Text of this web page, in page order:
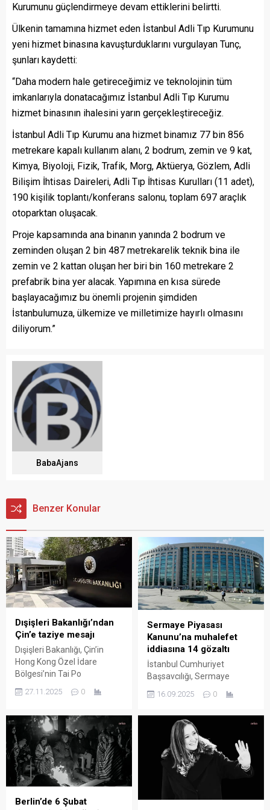
Kurumunu güçlendirmeye devam ettiklerini belirtti.
Ülkenin tamamına hizmet eden İstanbul Adli Tıp Kurumunu
yeni hizmet binasına kavuşturduklarını vurgulayan Tunç,
şunları kaydetti:
“Daha modern hale getireceğimiz ve teknolojinin tüm
imkanlarıyla donatacağımız İstanbul Adli Tıp Kurumu
hizmet binasının ihalesini yarın gerçekleştireceğiz.
İstanbul Adli Tıp Kurumu ana hizmet binamız 77 bin 856
metrekare kapalı kullanım alanı, 2 bodrum, zemin ve 9 kat,
Kimya, Biyoloji, Fizik, Trafik, Morg, Aktüerya, Gözlem, Adli
Bilişim İhtisas Daireleri, Adli Tıp İhtisas Kurulları (11 adet),
190 kişilik toplantı/konferans salonu, toplam 697 araçlık
otoparktan oluşacak.
Proje kapsamında ana binanın yanında 2 bodrum ve
zeminden oluşan 2 bin 487 metrekarelik teknik bina ile
zemin ve 2 kattan oluşan her biri bin 160 metrekare 2
prefabrik bina yer alacak. Yapımına en kısa sürede
başlayacağımız bu önemli projenin şimdiden
İstanbulumuza, ülkemize ve milletimize hayırlı olmasını
diliyorum.”
BabaAjans
Benzer Konular
Dışişleri Bakanlığı’ndan
Çin’e taziye mesajı
Dışişleri Bakanlığı, Çin’in
Hong Kong Özel İdare
Bölgesi’nin Tai Po
gelen yangın sonucunda
dolayı hayatını
kaybedenlerin yakınlarına ve
Çin Halk Cumhuriyeti halkına
başsağlığı diledi. Dışişleri
Bakanlığı’ndan yapılan yazılı
açıklamada şunlar
Cumhuriyeti (ÇHC) Hong
27.11.2025 0
Sermaye Piyasası
Kanunu’na muhalefet
iddiasına 14 gözaltı
İstanbul Cumhuriyet
Başsavcılığı, Sermaye
muhalefet iddiasıyla
hakkında işlem yapıldığını
açıkladı. Soruşturma
kapsamında 14 kişinin
gözaltına alındığı duyuruldu.
İstanbul Mali Şube ekipleri
16.09.2025 0
Berlin’de 6 Şubat